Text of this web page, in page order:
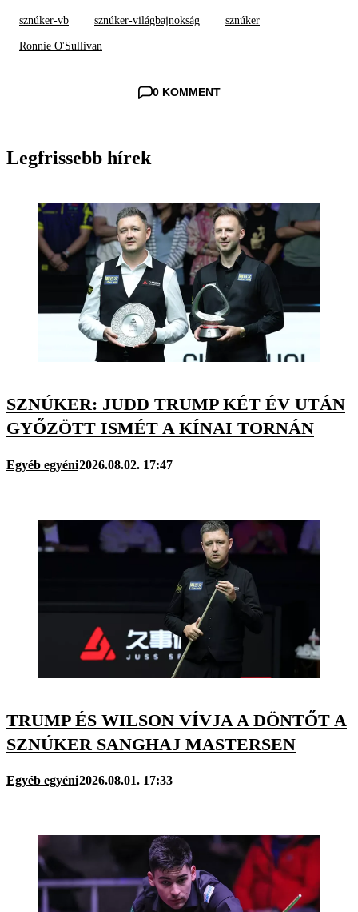
sznúker-vb sznúker-világbajnokság sznúker
Ronnie O'Sullivan
0 KOMMENT
Legfrissebb hírek
SZNÚKER: JUDD TRUMP KÉT ÉV UTÁN
GYŐZÖTT ISMÉT A KÍNAI TORNÁN
Egyéb egyéni2026.08.02. 17:47
TRUMP ÉS WILSON VÍVJA A DÖNTŐT A
SZNÚKER SANGHAJ MASTERSEN
Egyéb egyéni2026.08.01. 17:33